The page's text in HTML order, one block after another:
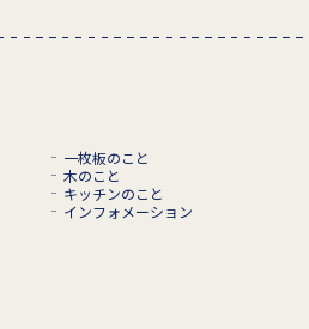
一枚板のこと
木のこと
キッチンのこと
インフォメーション